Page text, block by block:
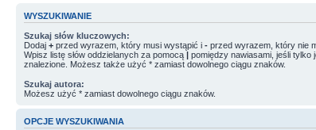
WYSZUKIWANIE
Szukaj słów kluczowych:
Dodaj + przed wyrazem, który musi wystąpić i - przed wyrazem, który nie
Wpisz listę słów oddzielanych za pomocą | pomiędzy nawiasami, jeśli tylko
znalezione. Możesz także użyć * zamiast dowolnego ciągu znaków.
Szukaj autora:
Możesz użyć * zamiast dowolnego ciągu znaków.
OPCJE WYSZUKIWANIA